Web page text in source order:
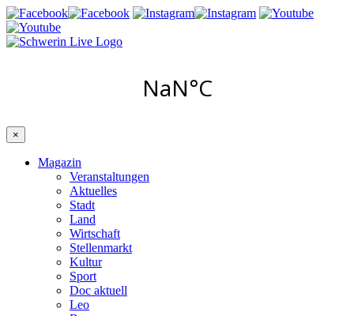
×
Magazin
Veranstaltungen
Aktuelles
Stadt
Land
Wirtschaft
Stellenmarkt
Kultur
Sport
Doc aktuell
Leo